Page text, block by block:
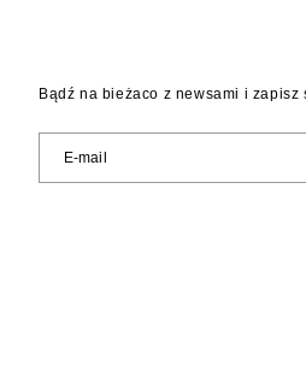
Bądź na bieżaco z newsami i